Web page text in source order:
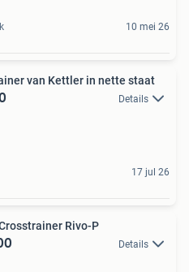
10 mei 26
van Kettler in nette staat
Details
17 jul 26
Rivo-P
Details